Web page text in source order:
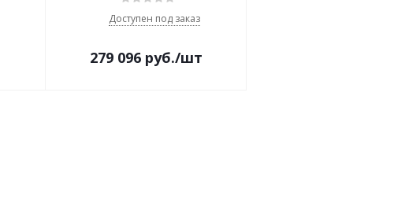
Доступен под заказ
279 096 руб./шт